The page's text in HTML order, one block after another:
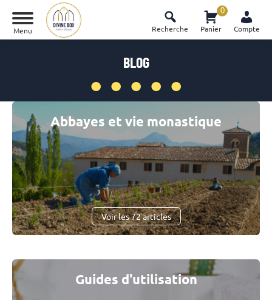
Menu Recherche Panier
0
Compte
BLOG
Vous êtes ici :
Abbayes et vie monastique
Voir les 72 articles
Guides d'utilisation